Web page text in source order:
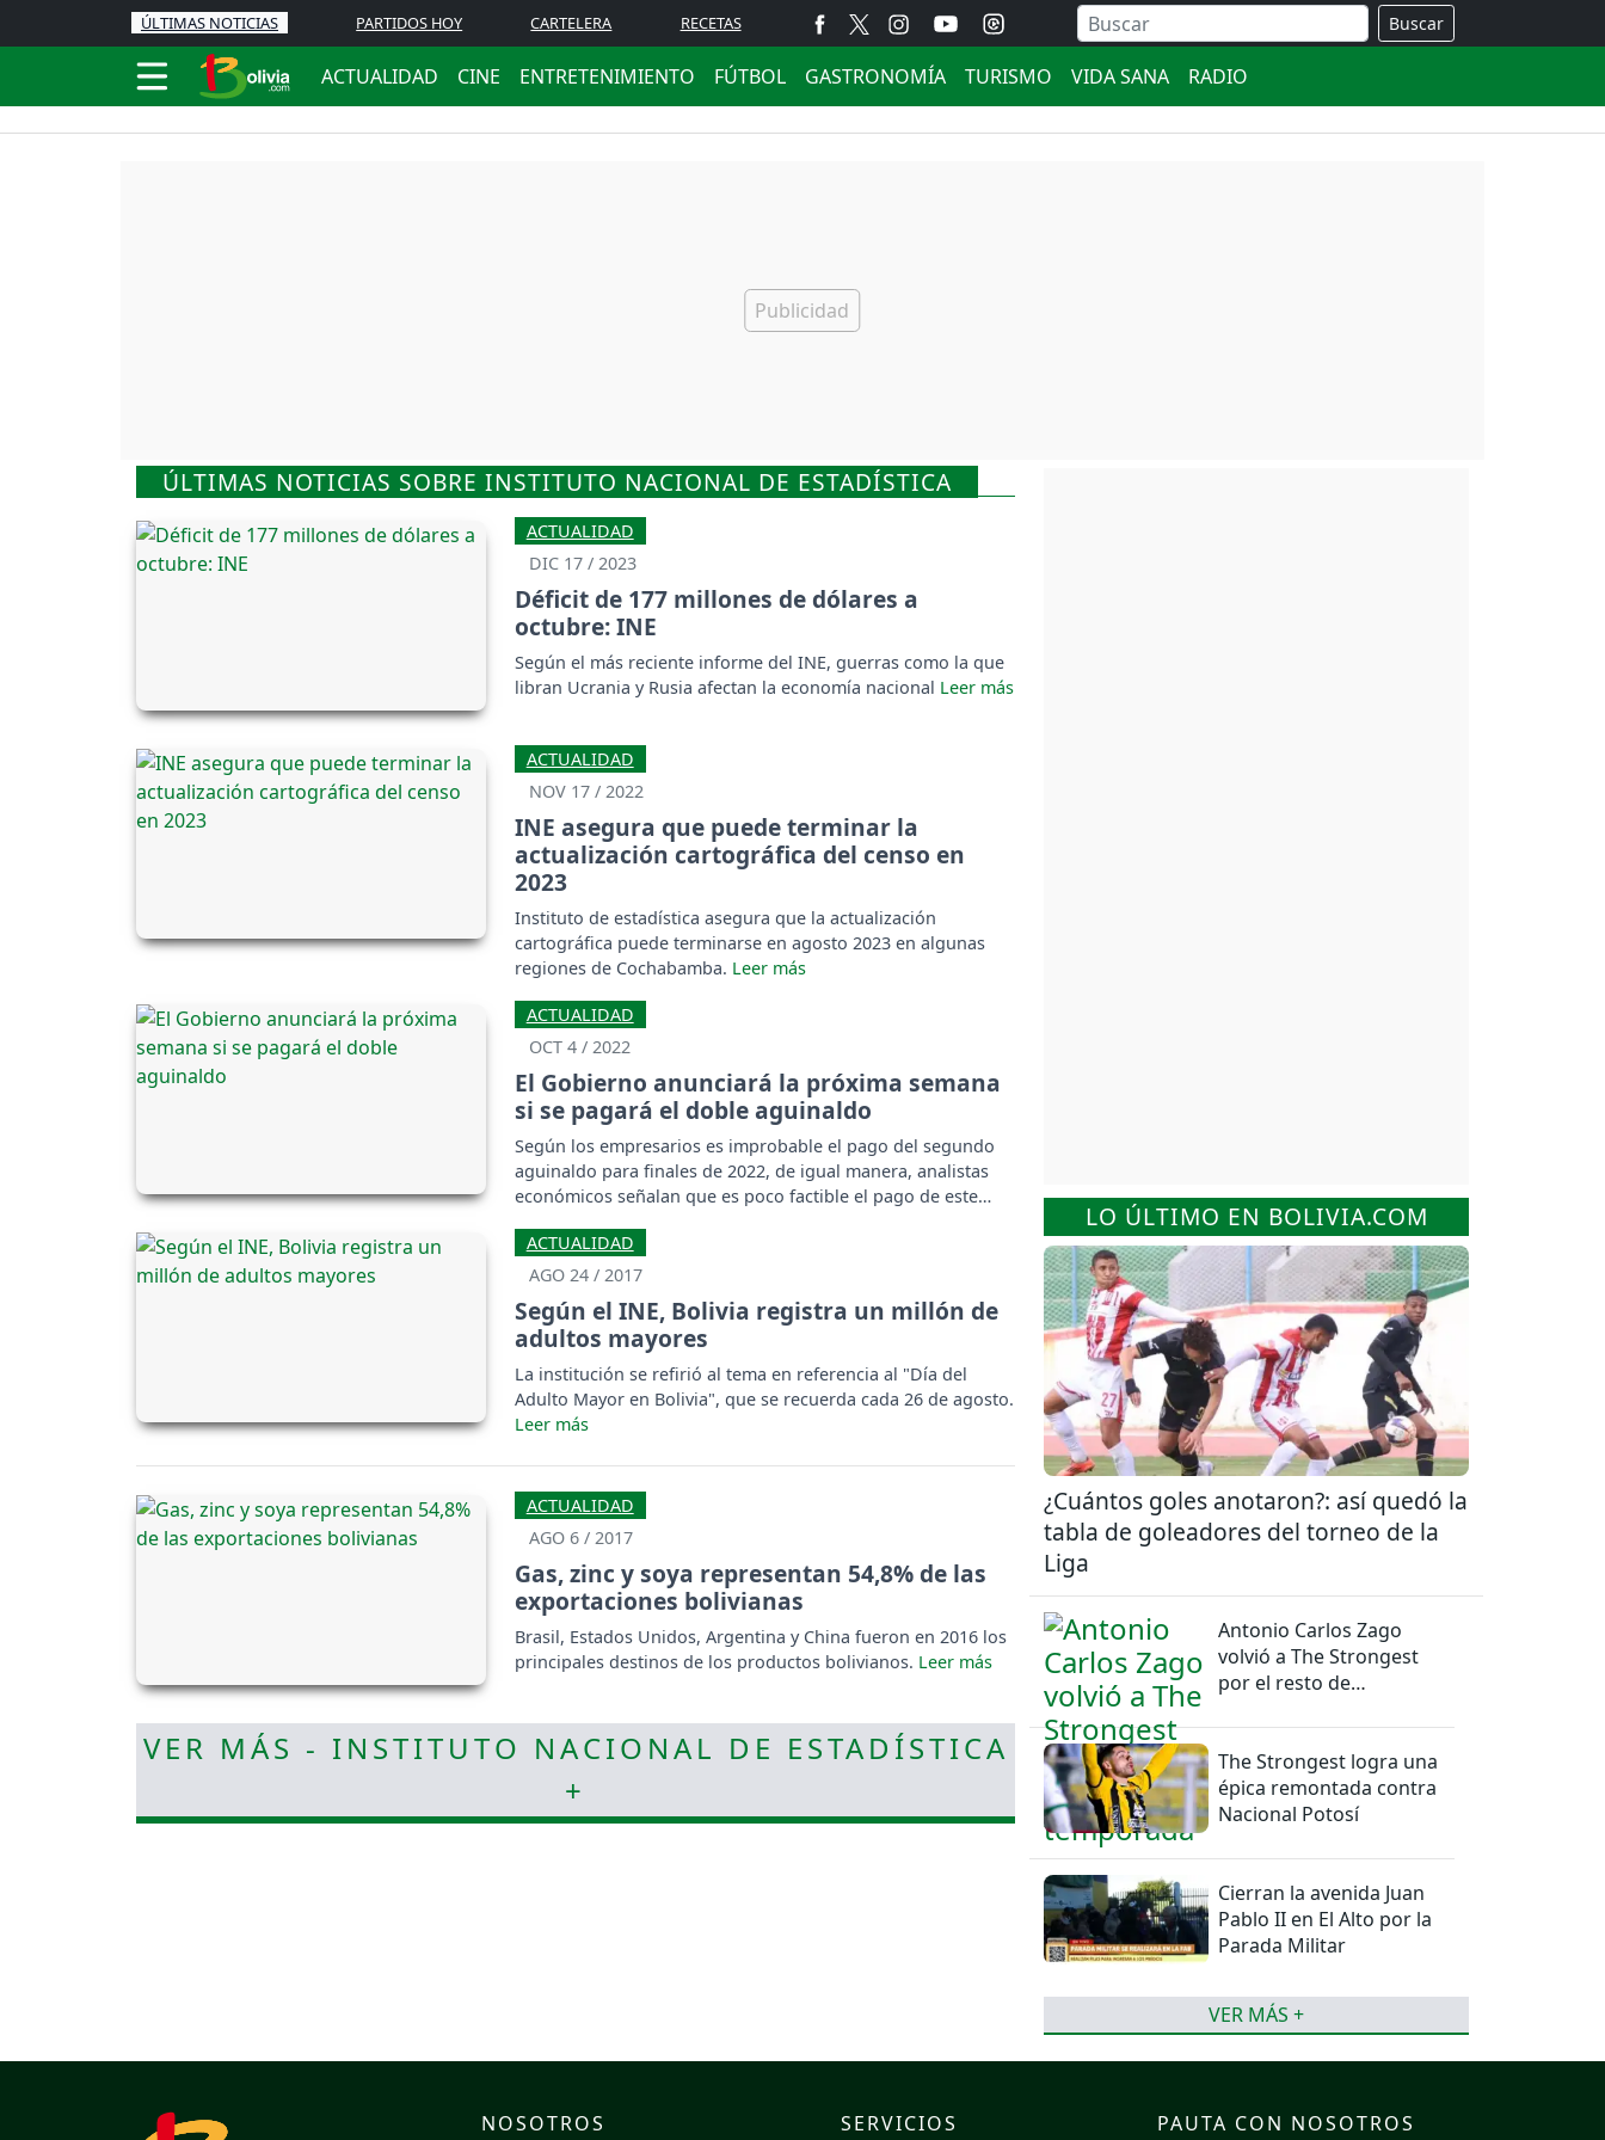
ÚLTIMAS NOTICIAS PARTIDOS HOY CARTELERA RECETAS Buscar
ACTUALIDAD CINE ENTRETENIMIENTO FÚTBOL GASTRONOMÍA TURISMO VIDA SANA RADIO
ÚLTIMAS NOTICIAS SOBRE INSTITUTO NACIONAL DE ESTADÍSTICA
ACTUALIDAD
DIC 17 / 2023
Déficit de 177 millones de dólares a
octubre: INE
Según el más reciente informe del INE, guerras como la que
libran Ucrania y Rusia afectan la economía nacional
ACTUALIDAD
NOV 17 / 2022
INE asegura que puede terminar la
actualización cartográfica del censo en
2023
Instituto de estadística asegura que la actualización
cartográfica puede terminarse en agosto 2023 en algunas
regiones de Cochabamba.
ACTUALIDAD
OCT 4 / 2022
El Gobierno anunciará la próxima semana
si se pagará el doble aguinaldo
Según los empresarios es improbable el pago del segundo
aguinaldo para finales de 2022, de igual manera, analistas
económicos señalan que es poco factible el pago de este
ACTUALIDAD
AGO 24 / 2017
Según el INE, Bolivia registra un millón de
adultos mayores
La institución se refirió al tema en referencia al "Día del
Adulto Mayor en Bolivia", que se recuerda cada 26 de agosto.
ACTUALIDAD
AGO 6 / 2017
Gas, zinc y soya representan 54,8% de las
exportaciones bolivianas
Brasil, Estados Unidos, Argentina y China fueron en 2016 los
principales destinos de los productos bolivianos.
VER MÁS - INSTITUTO NACIONAL DE ESTADÍSTICA
+
LO ÚLTIMO EN BOLIVIA.COM
¿Cuántos goles anotaron?: así quedó la
tabla de goleadores del torneo de la
Liga
Antonio Carlos Zago
volvió a The Strongest
por el resto de
The Strongest logra una
épica remontada contra
Nacional Potosí
Cierran la avenida Juan
Pablo II en El Alto por la
Parada Militar
VER MÁS +
NOSOTROS SERVICIOS PAUTA CON NOSOTROS